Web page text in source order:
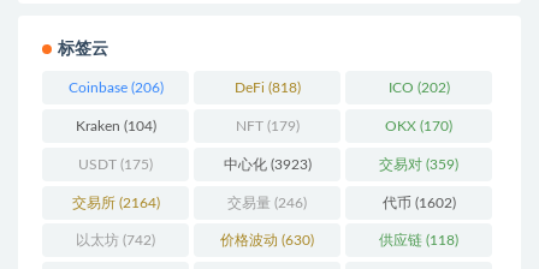
标签云
Coinbase(206) DeFi (818) ICO (202)
Kraken (104) NFT(179) OKX (170)
USDT (175) 中心化(3923) 交易对 (359)
交易所(2164) 交易量 (246) 代币 (1602)
以太坊 (742) 价格波动 (630) 供应链 (118)